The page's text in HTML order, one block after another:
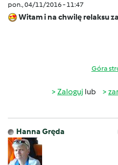
pon., 04/11/2016 - 11:47
Witam i na chwilę relaksu
Góra
Zaloguj lub
Hanna Gręda